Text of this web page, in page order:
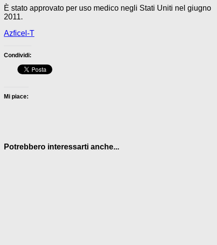
È stato approvato per uso medico negli Stati Uniti nel giugno
2011.
Azficel-T
Condividi:
Mi piace:
Potrebbero interessarti anche...